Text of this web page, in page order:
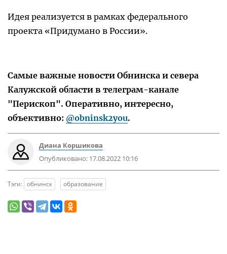
Идея реализуется в рамках федерального
проекта «Придумано в России».
Самые важные новости Обнинска и севера
Калужской области в телеграм-канале
"Перископ". Оперативно, интересно,
объективно: @obninsk2you.
Диана Коршикова
Опубликовано: 17.08.2022 10:16
Тэги: обнинск образование